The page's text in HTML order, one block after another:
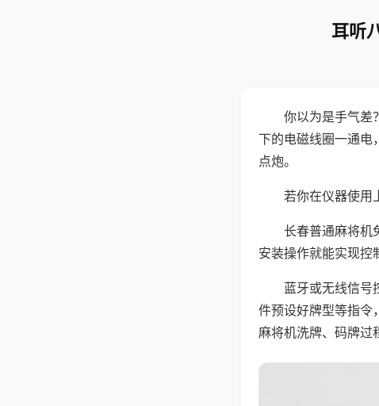
耳听
你以为是手气差
下的电磁线圈一通电
点炮。
若你在仪器使用
长春普通麻将机
安装操作就能实现控
蓝牙或无线信号
件预设好牌型等指令
麻将机洗牌、码牌过